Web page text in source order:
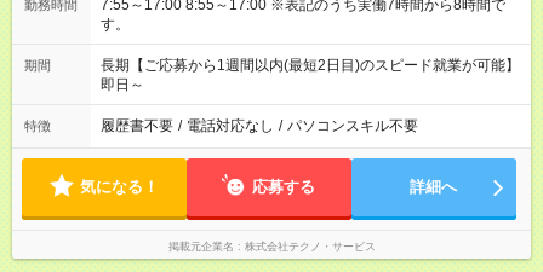
勤務時間
7:55～17:00 8:55～17:00 ※表記のうち実働7時間から8時間で
す。
期間
長期【ご応募から1週間以内(最短2日目)のスピード就業が可能】
即日～
特徴 履歴書不要 / 電話対応なし / パソコンスキル不要
気になる！ 応募する 詳細へ
掲載元企業名 株式会社テクノ・サービス